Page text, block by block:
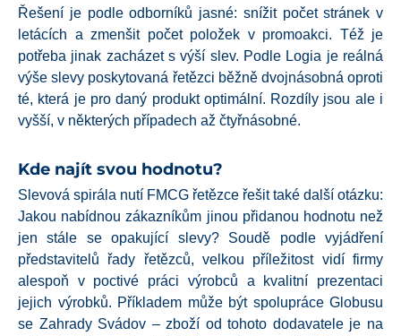
Řešení je podle odborníků jasné: snížit počet stránek v
letácích a zmenšit počet položek v promoakci. Též je
potřeba jinak zacházet s výší slev. Podle Logia je reálná
výše slevy poskytovaná řetězci běžně dvojnásobná oproti
té, která je pro daný produkt optimální. Rozdíly jsou ale i
vyšší, v některých případech až čtyřnásobné.
Kde najít svou hodnotu?
Slevová spirála nutí FMCG řetězce řešit také další otázku:
Jakou nabídnou zákazníkům jinou přidanou hodnotu než
jen stále se opakující slevy? Soudě podle vyjádření
představitelů řady řetězců, velkou příležitost vidí firmy
alespoň v poctivé práci výrobců a kvalitní prezentaci
jejich výrobků. Příkladem může být spolupráce Globusu
se Zahrady Svádov – zboží od tohoto dodavatele je na